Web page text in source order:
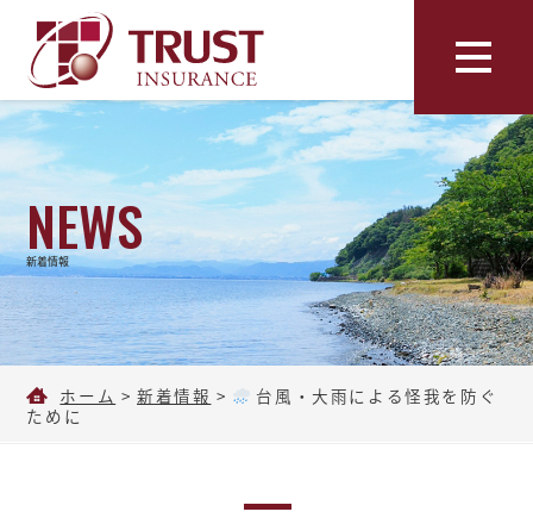
NEWS
新着情報
ホーム >新着情報 >
台風・大雨による怪我を防ぐ
ために